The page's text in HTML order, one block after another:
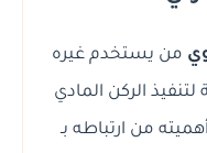
من يستخدم غيره
الركن المادي
من ارتباطه بـ